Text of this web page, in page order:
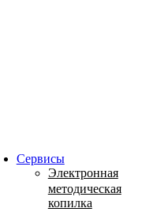
Сервисы
Электронная
методическая
копилка